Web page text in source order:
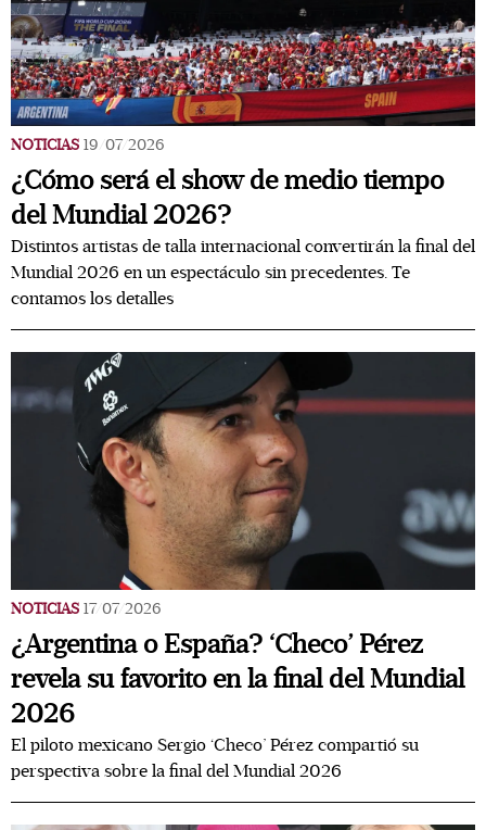
NOTICIAS 19/07/2026
¿Cómo será el show de medio tiempo
del Mundial 2026?
Distintos artistas de talla internacional convertirán la final del
Mundial 2026 en un espectáculo sin precedentes. Te
contamos los detalles
NOTICIAS 17/07/2026
¿Argentina o España? ‘Checo’ Pérez
revela su favorito en la final del Mundial
2026
El piloto mexicano Sergio ‘Checo’ Pérez compartió su
perspectiva sobre la final del Mundial 2026